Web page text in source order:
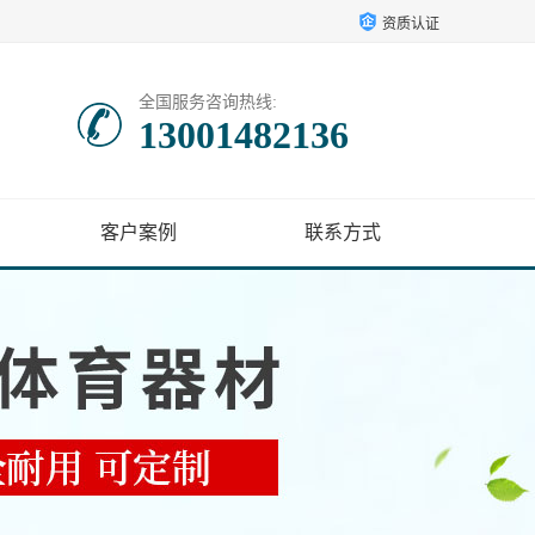
资质认证
全国服务咨询热线:
13001482136
客户案例 联系方式